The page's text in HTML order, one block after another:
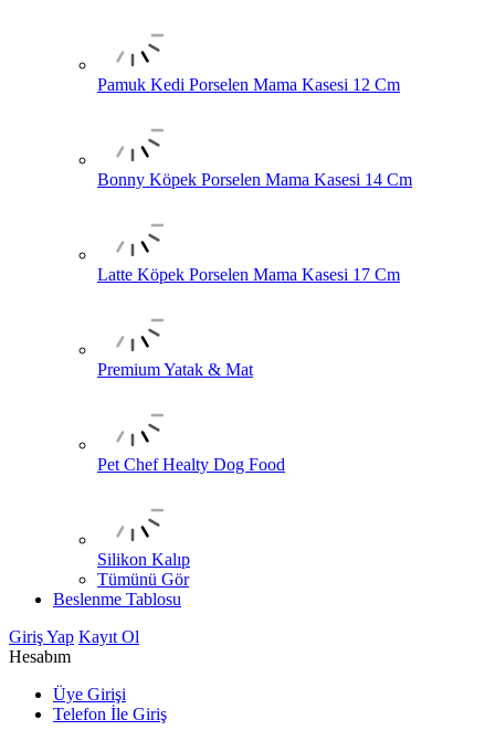
Pamuk Kedi Porselen Mama Kasesi 12 Cm
Bonny Köpek Porselen Mama Kasesi 14 Cm
Latte Köpek Porselen Mama Kasesi 17 Cm
Premium Yatak & Mat
Pet Chef Healty Dog Food
Silikon Kalıp
Tümünü Gör
Beslenme Tablosu
Giriş Yap Kayıt Ol
Hesabım
Üye Girişi
Telefon İle Giriş